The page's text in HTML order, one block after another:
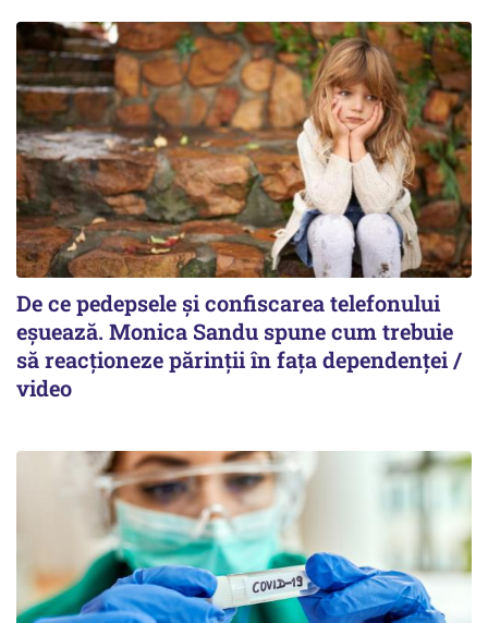
De ce pedepsele și confiscarea telefonului
eșuează. Monica Sandu spune cum trebuie
să reacționeze părinții în fața dependenței /
video